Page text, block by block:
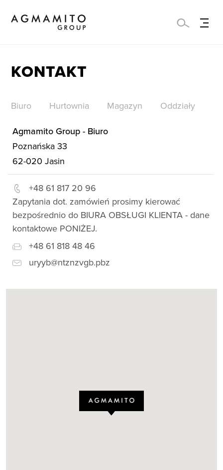
KONTAKT
Biuro Hurtownia Magazyn Oddziały
Agmamito Group - Biuro
Poznańska 33
62-020 Jasin
+48 61 817 20 96
Zapytania dot. zamówień prosimy kierować
bezpośrednio do BIURA OBSŁUGI KLIENTA - dane
kontaktowe PONIŻEJ.
+48 61 818 48 46
uryyb@ntznzvgb.pbz